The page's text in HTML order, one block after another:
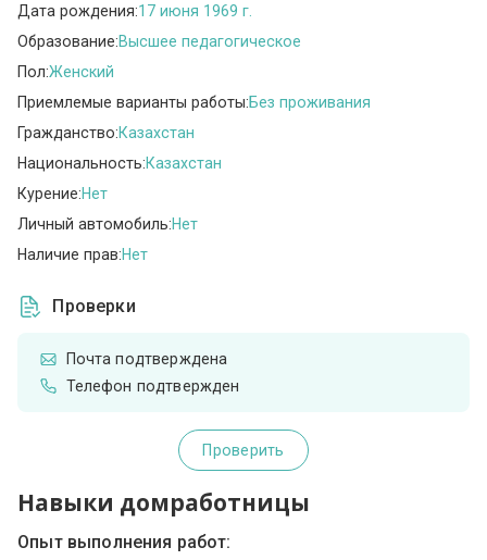
Дата рождения:17 июня 1969 г.
Образование:Высшее педагогическое
Пол:Женский
Приемлемые варианты работы:Без проживания
Гражданство:Казахстан
Национальность:Казахстан
Курение:Нет
Личный автомобиль:Нет
Наличие прав:Нет
Проверки
Почта подтверждена
Телефон подтвержден
Проверить
Навыки домработницы
Опыт выполнения работ: